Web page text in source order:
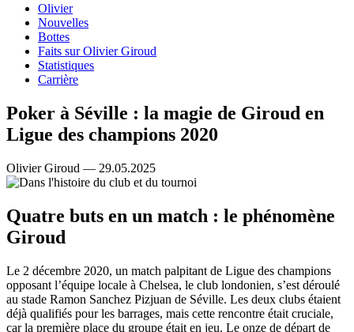
Olivier
Nouvelles
Bottes
Faits sur Olivier Giroud
Statistiques
Carrière
Poker à Séville : la magie de Giroud en
Ligue des champions 2020
Olivier Giroud — 29.05.2025
Quatre buts en un match : le phénomène
Giroud
Le 2 décembre 2020, un match palpitant de Ligue des champions
opposant l’équipe locale à Chelsea, le club londonien, s’est déroulé
au stade Ramon Sanchez Pizjuan de Séville. Les deux clubs étaient
déjà qualifiés pour les barrages, mais cette rencontre était cruciale,
car la première place du groupe était en jeu. Le onze de départ de